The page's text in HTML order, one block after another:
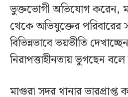
ভুক্তভোগী অভিযোগ করেন,
থেকে অভিযুক্তের পরিবারের
বিভিন্নভাবে ভয়ভীতি
নিরাপত্তাহীনতায় ভুগছেন
মাগুরা সদর থানার ভারপ্রাপ্ত